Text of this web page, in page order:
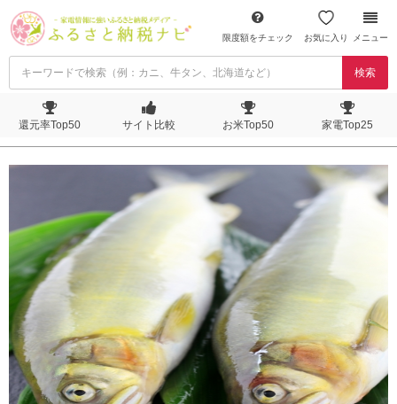
限度額をチェック お気に入り メニュー
検索
還元率Top50 サイト比較 お米Top50 家電Top25